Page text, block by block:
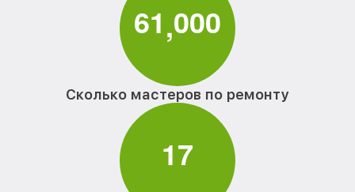
61,000
Сколько мастеров по ремонту
17